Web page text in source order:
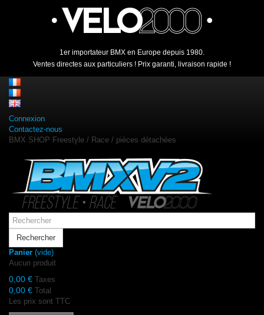
1er importateur BMX en Europe depuis 1980.
Ventes directes aux particuliers ! Prix garanti, livraison rapide !
Connexion
Contactez-nous
BMX SHOP Freestyle / Race / pièces détachées
Rechercher
Panier (vide)
Aucun produit
0,00 € Taxes
0,00 € Total
Les prix sont TTC